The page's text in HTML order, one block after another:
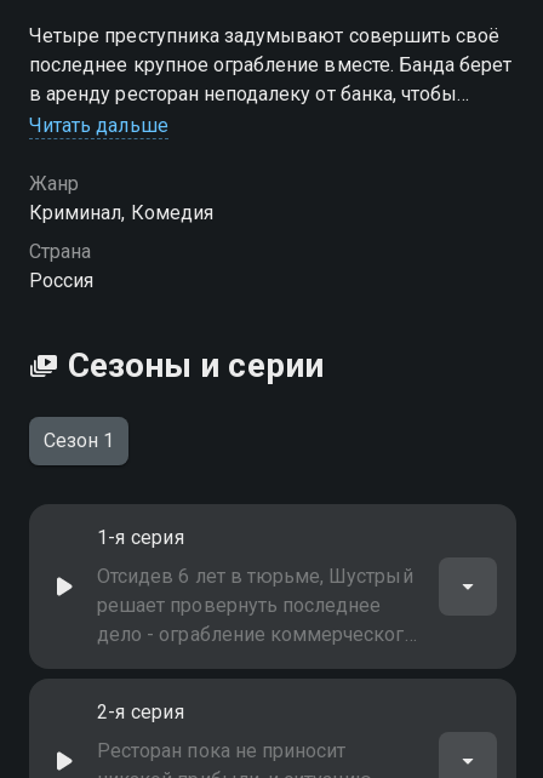
Четыре преступника задумывают совершить своё
последнее крупное ограбление вместе. Банда берет
в аренду ресторан неподалеку от банка, чтобы
организовать подкоп к деньгохранилищу, но
посетителей
Читать дальше
Жанр
Криминал, Комедия
Страна
Россия
Сезоны и серии
Сезон 1
1-я серия
Отсидев 6 лет в тюрьме, Шустрый
решает провернуть последнее
дело - ограбление коммерческого
банка. В качестве прикрытия
арендуют стоящий по соседству
ресторан, где планируют вырыть
2-я серия
Ресторан пока не приносит